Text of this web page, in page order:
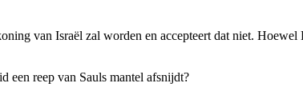
van Israël zal worden en accepteert dat niet.
een reep van Sauls mantel afsnijdt?